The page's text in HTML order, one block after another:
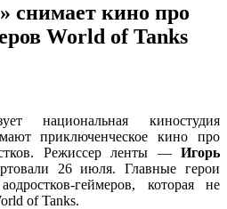
снимает кино про
World of Tanks
национальная киностудия
приключенческое кино про
Режиссер ленты — Игорь
26 июля. Главные герои
геймеров, которая не
of Tanks.